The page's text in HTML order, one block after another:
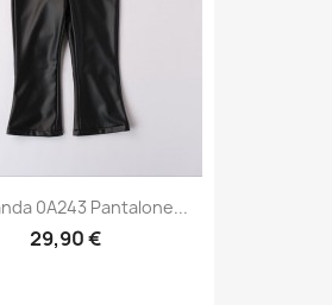
0A243 Pantalone...
29,90 €